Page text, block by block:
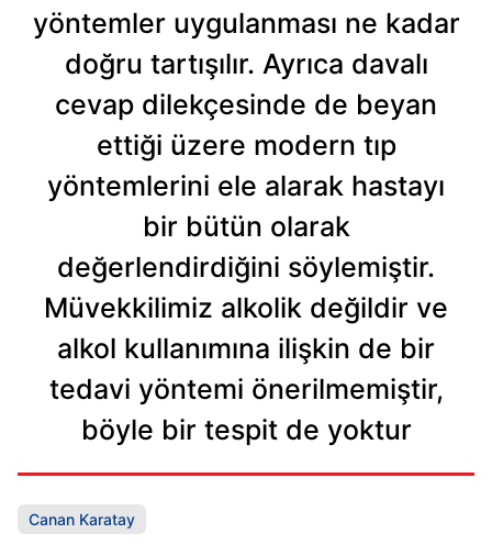
yöntemler uygulanması ne kadar
doğru tartışılır. Ayrıca davalı
cevap dilekçesinde de beyan
ettiği üzere modern tıp
yöntemlerini ele alarak hastayı
bir bütün olarak
değerlendirdiğini söylemiştir.
Müvekkilimiz alkolik değildir ve
alkol kullanımına ilişkin de bir
tedavi yöntemi önerilmemiştir,
böyle bir tespit de yoktur
Canan Karatay